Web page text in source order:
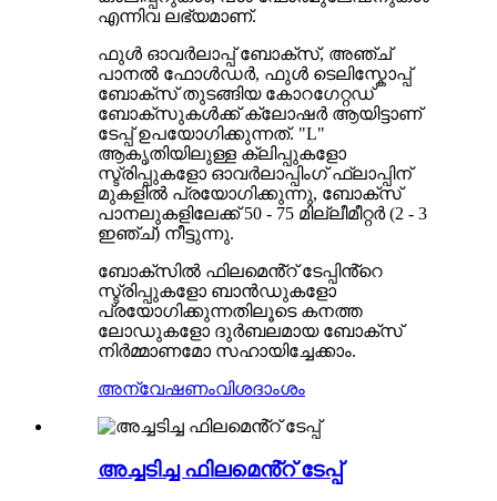
എന്നിവ ലഭ്യമാണ്.
ഫുൾ ഓവർലാപ്പ് ബോക്സ്, അഞ്ച്
പാനൽ ഫോൾഡർ, ഫുൾ ടെലിസ്കോപ്പ്
ബോക്സ് തുടങ്ങിയ കോറഗേറ്റഡ്
ബോക്സുകൾക്ക് ക്ലോഷർ ആയിട്ടാണ്
ടേപ്പ് ഉപയോഗിക്കുന്നത്. "L"
ആകൃതിയിലുള്ള ക്ലിപ്പുകളോ
സ്ട്രിപ്പുകളോ ഓവർലാപ്പിംഗ് ഫ്ലാപ്പിന്
മുകളിൽ പ്രയോഗിക്കുന്നു, ബോക്സ്
പാനലുകളിലേക്ക് 50 - 75 മില്ലീമീറ്റർ (2 - 3
ഇഞ്ച്) നീട്ടുന്നു.
ബോക്സിൽ ഫിലമെൻ്റ് ടേപ്പിൻ്റെ
സ്ട്രിപ്പുകളോ ബാൻഡുകളോ
പ്രയോഗിക്കുന്നതിലൂടെ കനത്ത
ലോഡുകളോ ദുർബലമായ ബോക്സ്
നിർമ്മാണമോ സഹായിച്ചേക്കാം.
അന്വേഷണംവിശദാംശം
അച്ചടിച്ച ഫിലമെൻ്റ് ടേപ്പ്